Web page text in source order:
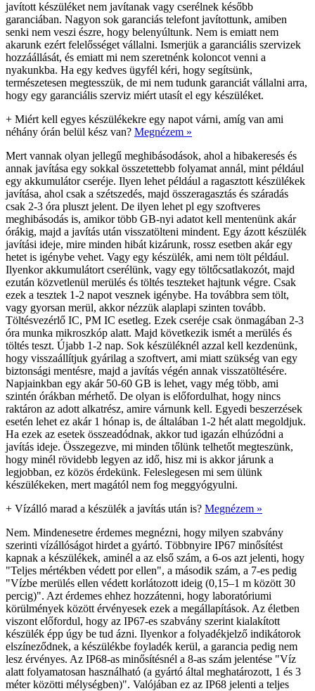
javított készüléket nem javítanak vagy cserélnek később
garanciában. Nagyon sok garanciás telefont javítottunk, amiben
senki nem veszi észre, hogy belenyúltunk. Nem is emiatt nem
akarunk ezért felelősséget vállalni. Ismerjük a garanciális szervizek
hozzáállását, és emiatt mi nem szeretnénk koloncot venni a
nyakunkba. Ha egy kedves ügyfél kéri, hogy segítsünk,
természetesen megtesszük, de mi nem tudunk garanciát vállalni arra,
hogy egy garanciális szerviz miért utasít el egy készüléket.
+ Miért kell egyes készülékekre egy napot várni, amíg van ami
néhány órán belül kész van? Megnézem »
Mert vannak olyan jellegű meghibásodások, ahol a hibakeresés és
annak javítása egy sokkal összetettebb folyamat annál, mint például
egy akkumulátor cseréje. Ilyen lehet például a ragasztott készülékek
javítása, ahol csak a szétszedés, majd összeragasztás és száradás
csak 2-3 óra pluszt jelent. De ilyen lehet pl egy szoftveres
meghibásodás is, amikor több GB-nyi adatot kell mentenünk akár
órákig, majd a javítás után visszatölteni mindent. Egy ázott készülék
javítási ideje, mire minden hibát kizárunk, rossz esetben akár egy
hetet is igénybe vehet. Vagy egy készülék, ami nem tölt például.
Ilyenkor akkumulátort cserélünk, vagy egy töltőcsatlakozót, majd
ezután közvetlenül merülés és töltés teszteket hajtunk végre. Csak
ezek a tesztek 1-2 napot vesznek igénybe. Ha továbbra sem tölt,
vagy gyorsan merül, akkor nézzük alaplapi szinten tovább.
Töltésvezérlő IC, PM IC esetleg. Ezek cseréje csak önmagában 2-3
óra munka mikroszkóp alatt. Majd következik ismét a merülés és
töltés teszt. Újabb 1-2 nap. Sok készüléknél azzal kell kezdenünk,
hogy visszaállítjuk gyárilag a szoftvert, ami miatt szükség van egy
biztonsági mentésre, majd a javítás végén annak visszatöltésére.
Napjainkban egy akár 50-60 GB is lehet, vagy még több, ami
szintén órákban mérhető. De olyan is előfordulhat, hogy nincs
raktáron az adott alkatrész, amire várnunk kell. Egyedi beszerzések
esetén lehet ez akár 1 hónap is, de általában 1-2 hét alatt megoldjuk.
Ha ezek az esetek összeadódnak, akkor tud igazán elhúzódni a
javítás ideje. Összegezve, mi minden tőlünk telhetőt megteszünk,
hogy minél rövidebb legyen az idő, hisz mi is akkor járunk a
legjobban, ez közös érdekünk. Feleslegesen mi sem ülünk
készülékeken, mert magától nem fog meggyógyulni.
+ Vízálló marad a készülék a javítás után is? Megnézem »
Nem. Mindenesetre érdemes megnézni, hogy milyen szabvány
szerinti vízállóságot hirdet a gyártó. Többnyire IP67 minősítést
kapnak a készülékek, aminél a az első szám, a 6-os azt jelenti, hogy
"Teljes mértékben védett por ellen", a második szám, a 7-es pedig
"Vízbe merülés ellen védett korlátozott ideig (0,15–1 m között 30
percig)". Azt érdemes ehhez hozzátenni, hogy laboratóriumi
körülmények között érvényesek ezek a megállapítások. Az életben
viszont előfordul, hogy az IP67-es szabvány szerint kialakított
készülék épp úgy be tud ázni. Ilyenkor a folyadékjelző indikátorok
elszíneződnek, a készülékbe foyladék kerül, a garancia pedig nem
lesz érvényes. Az IP68-as minősítésnél a 8-as szám jelentése "Víz
alatt folyamatosan használható (a gyártó által meghatározott, 1 és 3
méter közötti mélységben)". Valójában ez az IP68 jelenti a teljes